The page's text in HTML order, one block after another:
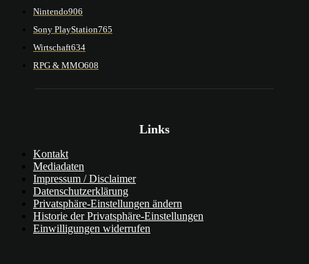
Nintendo906
Sony PlayStation765
Wirtschaft634
RPG & MMO608
Links
Kontakt
Mediadaten
Impressum / Disclaimer
Datenschutzerklärung
Privatsphäre-Einstellungen ändern
Historie der Privatsphäre-Einstellungen
Einwilligungen widerrufen